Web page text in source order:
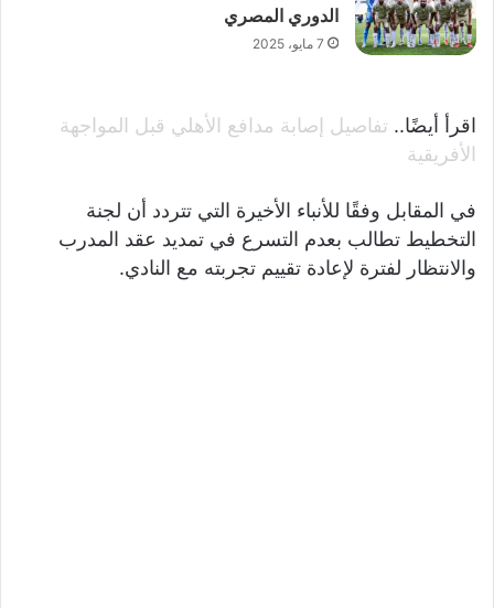
الدوري المصري
7 مايو، 2025
اقرأ أيضًا.. تفاصيل إصابة مدافع الأهلي قبل المواجهة
الأفريقية
في المقابل وفقًا للأنباء الأخيرة التي تتردد أن لجنة
التخطيط تطالب بعدم التسرع في تمديد عقد المدرب
والانتظار لفترة لإعادة تقييم تجربته مع النادي.